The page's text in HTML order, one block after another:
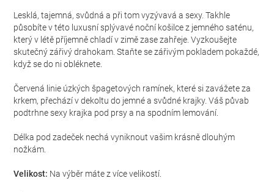
Lesklá, tajemná, svůdná a při tom vyzývavá a sexy. Takhle
působíte v této luxusní splývavé noční košilce z jemného saténu,
který v létě příjemně chladí v zimě zase zahřeje. Vyzkoušejte
skutečný zářivý drahokam. Staňte se zářivým pokladem pokaždé,
když se do ni obléknete.
Červená linie úzkých špagetových ramínek, které si zavážete za
krkem, přechází v dekoltu do jemné a svůdné krajky. Váš půvab
podtrhne sexy krajka pod prsy a na spodním lemování.
Délka pod zadeček nechá vyniknout vašim krásně dlouhým
nožkám.
Velikost: Na výběr máte z více velikostí.